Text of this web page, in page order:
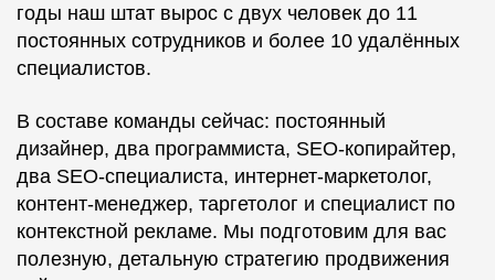
годы наш штат вырос с двух человек до 11
постоянных сотрудников и более 10 удалённых
специалистов.
В составе команды сейчас: постоянный
дизайнер, два программиста, SEO-копирайтер,
два SEO-специалиста, интернет-маркетолог,
контент-менеджер, таргетолог и специалист по
контекстной рекламе. Мы подготовим для вас
полезную, детальную стратегию продвижения